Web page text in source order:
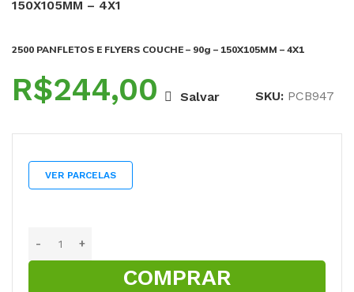
150X105MM – 4X1
2500 PANFLETOS E FLYERS COUCHE – 90g – 150X105MM – 4X1
R$ Salvar SKU: PCB947
VER PARCELAS
COMPRAR